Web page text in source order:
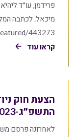
פרידמן, עו"ד
מיכאל. לכתבה
443273/
קראו עוד
הצעת חוק
התשפ״ג-2023
לאחרונה פרסם